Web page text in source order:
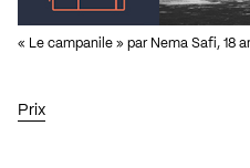
Prix
« Le campanile » par Nema Safi, 18